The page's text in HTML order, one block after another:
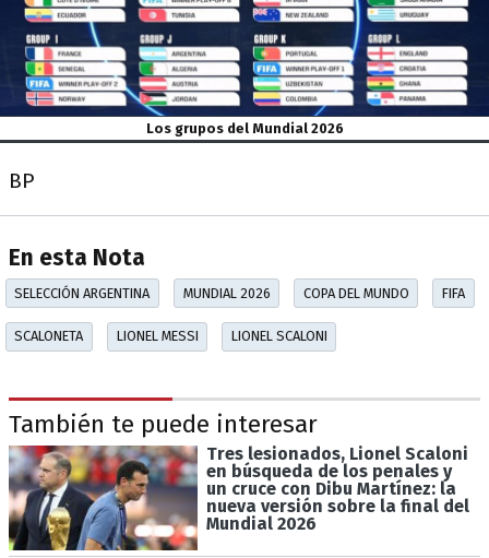
Los grupos del Mundial 2026
BP
En esta Nota
SELECCIÓN ARGENTINA MUNDIAL 2026 COPA DEL MUNDO FIFA
SCALONETA LIONEL MESSI LIONEL SCALONI
También te puede interesar
Tres lesionados, Lionel Scaloni
en búsqueda de los penales y
un cruce con Dibu Martínez: la
nueva versión sobre la final del
Mundial 2026